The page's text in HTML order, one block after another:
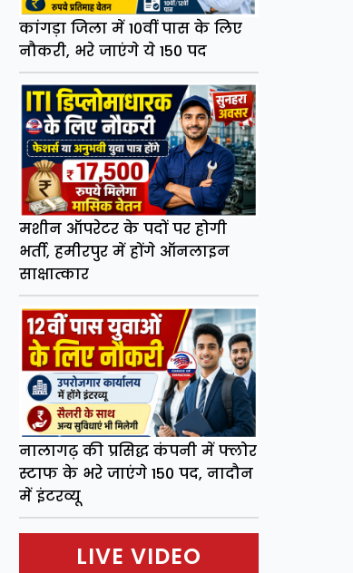
कांगड़ा जिला में 10वीं पास के लिए
नौकरी, भरे जाएंगे ये 150 पद
मशीन ऑपरेटर के पदों पर होगी
भर्ती, हमीरपुर में होंगे ऑनलाइन
साक्षात्कार
नालागढ़ की प्रसिद्ध कंपनी में फ्लोर
स्टाफ के भरे जाएंगे 150 पद, नादौन
में इंटरव्यू
LIVE VIDEO